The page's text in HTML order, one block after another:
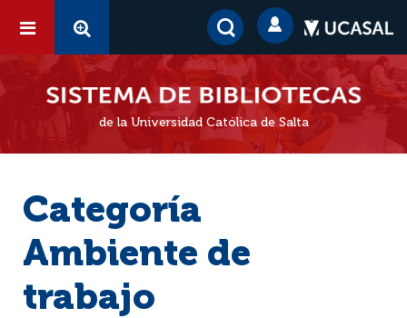
de la Universidad Católica de Salta
Categoría
Ambiente de
trabajo